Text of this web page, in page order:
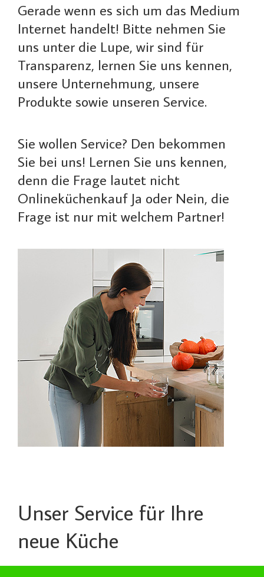
Gerade wenn es sich um das Medium
Internet handelt! Bitte nehmen Sie
uns unter die Lupe, wir sind für
Transparenz, lernen Sie uns kennen,
unsere Unternehmung, unsere
Produkte sowie unseren Service.
Sie wollen Service? Den bekommen
Sie bei uns! Lernen Sie uns kennen,
denn die Frage lautet nicht
Onlineküchenkauf Ja oder Nein, die
Frage ist nur mit welchem Partner!
Unser Service für Ihre
neue Küche